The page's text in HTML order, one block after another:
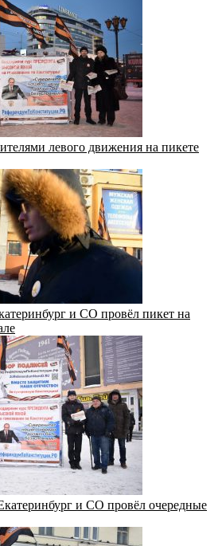
левого движения на пикете
и СО провёл пикет на
и СО провёл очередные